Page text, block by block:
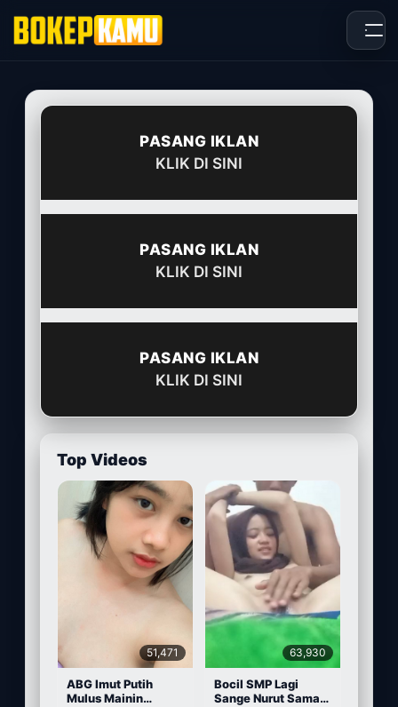
PASANG IKLAN
KLIK DI SINI
PASANG IKLAN
KLIK DI SINI
PASANG IKLAN
KLIK DI SINI
Top Videos
51,471
ABG Imut Putih
Mulus Mainin
63,930
Bocil SMP Lagi
Sange Nurut Sama